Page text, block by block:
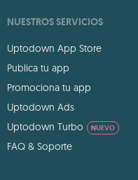
NUESTROS SERVICIOS
Uptodown App Store
Publica tu app
Promociona tu app
Uptodown Ads
Uptodown Turbo
NUEVO
FAQ & Soporte